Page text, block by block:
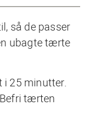
så de passer
ubagte tærte
25 minutter.
tærten